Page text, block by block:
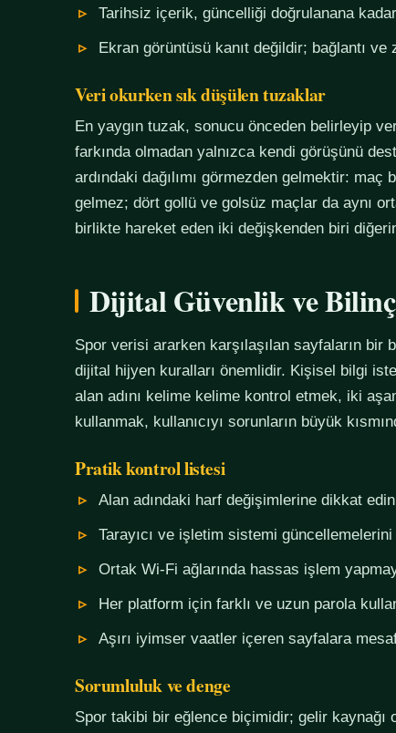
Tarihsiz içerik, güncelliği doğrulanana
Ekran görüntüsü kanıt değildir; bağlantı ve
Veri okurken sık düşülen tuzaklar
En yaygın tuzak, sonucu önceden belirleyip
farkında olmadan yalnızca kendi görüşünü
ardındaki dağılımı görmezden gelmektir: maç
gelmez; dört gollü ve golsüz maçlar da aynı
birlikte hareket eden iki değişkenden biri
Dijital Güvenlik ve
Spor verisi ararken karşılaşılan sayfaların bir
dijital hijyen kuralları önemlidir. Kişisel bilgi
alan adını kelime kelime kontrol etmek, iki
kullanmak, kullanıcıyı sorunların büyük
Pratik kontrol listesi
Alan adındaki harf değişimlerine dikkat
Tarayıcı ve işletim sistemi
Ortak Wi-Fi ağlarında hassas işlem
Her platform için farklı ve uzun parola
Aşırı iyimser vaatler içeren sayfalara
Sorumluluk ve denge
Spor takibi bir eğlence biçimidir; gelir kaynağı